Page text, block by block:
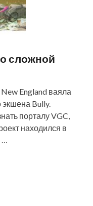
сложной
England ваяла
экшена Bully.
порталу VGC,
находился в
…